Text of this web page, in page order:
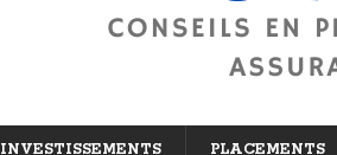
INVESTISSEMENTS PLACEMENTS